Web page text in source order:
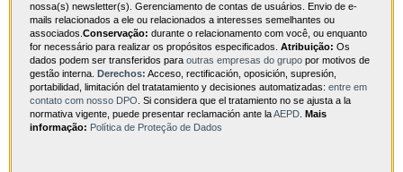
nossa(s) newsletter(s). Gerenciamento de contas de usuários. Envio de e-
mails relacionados a ele ou relacionados a interesses semelhantes ou
associados.Conservação: durante o relacionamento com você, ou enquanto
for necessário para realizar os propósitos especificados. Atribuição: Os
dados podem ser transferidos para outras empresas do grupo por motivos de
gestão interna. Derechos: Acceso, rectificación, oposición, supresión,
portabilidad, limitación del tratatamiento y decisiones automatizadas: entre em
contato com nosso DPO. Si considera que el tratamiento no se ajusta a la
normativa vigente, puede presentar reclamación ante laAEPD. Mais
informação: Política de Proteção de Dados